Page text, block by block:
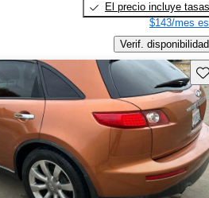
El precio incluye tasas
$143/mes
Verif. disponibilidad